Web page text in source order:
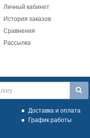
Личный кабинет
История заказов
Сравнения
Рассылка
Доставка и оплата
График работы